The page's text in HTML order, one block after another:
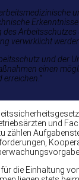
des Arbeitsschutzes
verwirklicht
und der
einen
erreichen.“
und
zählen
die Einhaltung